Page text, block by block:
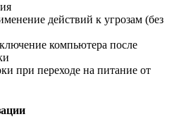
действий к угрозам (без
компьютера после
при переходе на питание от